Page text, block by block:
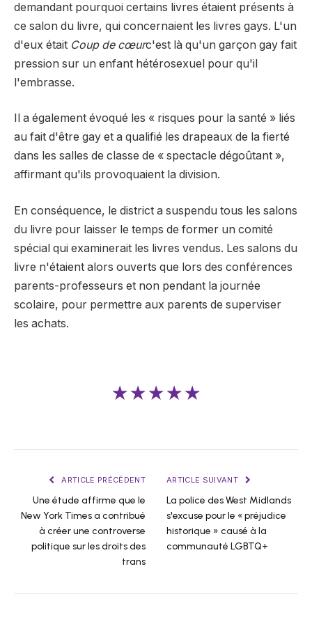
demandant pourquoi certains livres étaient présents à
ce salon du livre, qui concernaient les livres gays. L'un
d'eux était Coup de cœurc'est là qu'un garçon gay fait
pression sur un enfant hétérosexuel pour qu'il
l'embrasse.
Il a également évoqué les « risques pour la santé » liés
au fait d'être gay et a qualifié les drapeaux de la fierté
dans les salles de classe de « spectacle dégoûtant »,
affirmant qu'ils provoquaient la division.
En conséquence, le district a suspendu tous les salons
du livre pour laisser le temps de former un comité
spécial qui examinerait les livres vendus. Les salons du
livre n'étaient alors ouverts que lors des conférences
parents-professeurs et non pendant la journée
scolaire, pour permettre aux parents de superviser
les achats.
★★★★★
ARTICLE PRÉCÉDENT
Une étude affirme que le
New York Times a contribué
à créer une controverse
politique sur les droits des
trans
ARTICLE SUIVANT
La police des West Midlands
s'excuse pour le « préjudice
historique » causé à la
communauté LGBTQ+